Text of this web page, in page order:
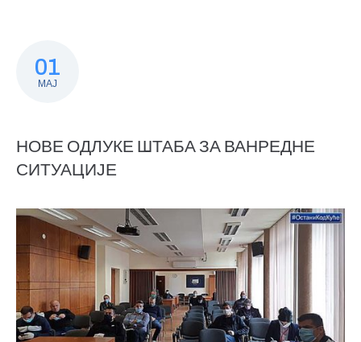
01
МАЈ
НОВЕ ОДЛУКЕ ШТАБА ЗА ВАНРЕДНЕ
СИТУАЦИЈЕ